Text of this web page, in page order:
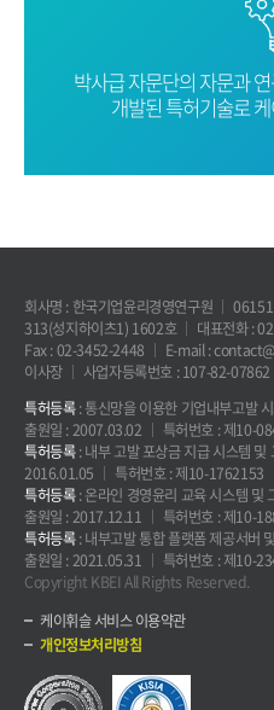
박사급 자문단의 자문과
개발된 특허기술로
회사명 : 한국기업윤리경영연구원
06151
313(성지하이츠1) 1602호
대표전화 :
Fax : 02-3452-2448
E-mail :
이사장
사업자등록번호 : 107-82-07862
특허등록: 통신망을 이용한 기업내부고발
출원일 : 2007.03.02
특허번호 : 제10-
특허등록: 내부 고발 포상금 지급 시스템 및
2016.01.05
특허번호 : 제10-1762153
특허등록: 온라인 경영윤리 교육 시스템 및
출원일 : 2017.12.11
특허번호 : 제10-
특허등록: 내부고발 통합 플랫폼 제공서버
출원일 : 2021.05.31
특허번호 : 제10-
Copyright KBEI All Rights Reserved.
케이휘슬 서비스 이용약관
개인정보처리방침